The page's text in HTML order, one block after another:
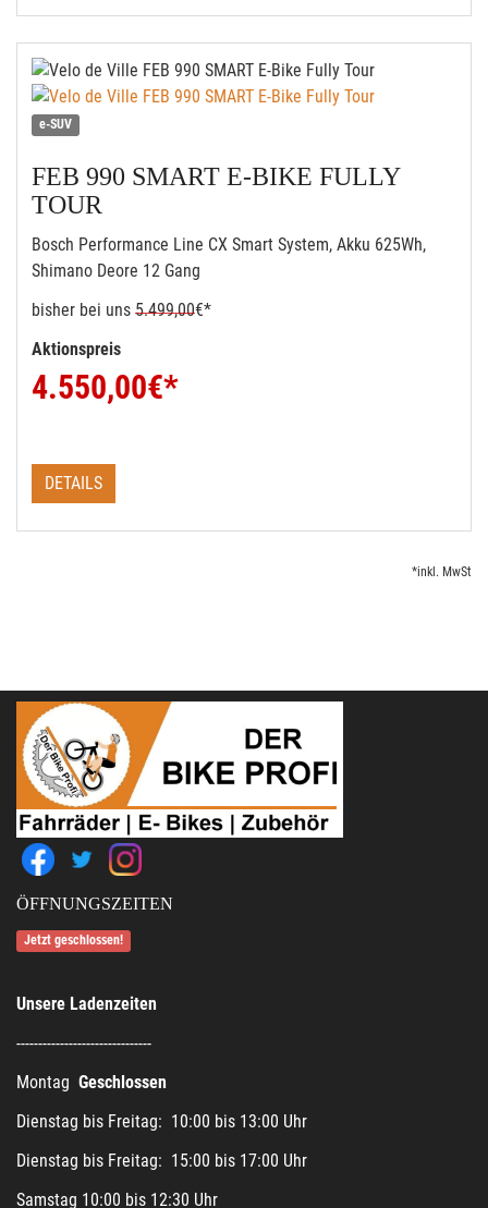
e-SUV
FEB 990 SMART E-BIKE FULLY
TOUR
Bosch Performance Line CX Smart System, Akku 625Wh,
Shimano Deore 12 Gang
bisher bei uns 5.499,00€*
Aktionspreis
4.550,00€*
DETAILS
*inkl. MwSt
ÖFFNUNGSZEITEN
Jetzt geschlossen!
Unsere Ladenzeiten
-------------------------------
Montag Geschlossen
Dienstag bis Freitag: 10:00 bis 13:00 Uhr
Dienstag bis Freitag: 15:00 bis 17:00 Uhr
Samstag 10:00 bis 12:30 Uhr